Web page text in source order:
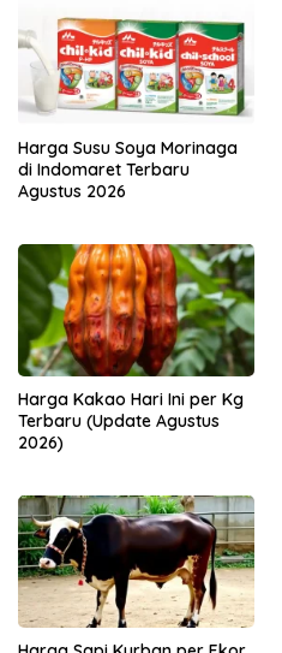
Harga Susu Soya Morinaga
di Indomaret Terbaru
Agustus 2026
Harga Kakao Hari Ini per Kg
Terbaru (Update Agustus
2026)